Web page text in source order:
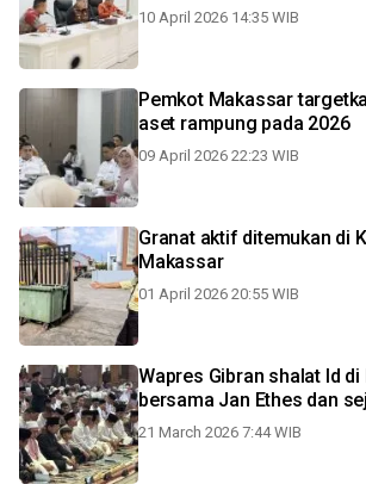
10 April 2026 14:35 WIB
Pemkot Makassar
aset rampung pada 2026
09 April 2026 22:23 WIB
Granat aktif ditemukan di
Makassar
01 April 2026 20:55 WIB
Wapres Gibran shalat Id
bersama Jan Ethes dan
21 March 2026 7:44 WIB